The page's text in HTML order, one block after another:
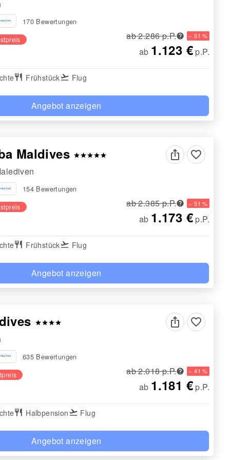
170 Bewertungen
ab 2.286 p.P. − 51 %
ab 1.123 € p.P.
restaurant Frühstückflight_takeoff Flug
Angebot anzeigen
Maldives starstarstarstarstar favorite_border
154 Bewertungen
ab 2.385 p.P. − 51 %
ab 1.173 € p.P.
restaurant Frühstückflight_takeoff Flug
Angebot anzeigen
starstarstarstar favorite_border
635 Bewertungen
ab 2.018 p.P. − 41 %
ab 1.181 € p.P.
restaurant Halbpensionflight_takeoff Flug
Angebot anzeigen